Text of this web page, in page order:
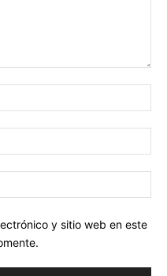
y sitio web en este